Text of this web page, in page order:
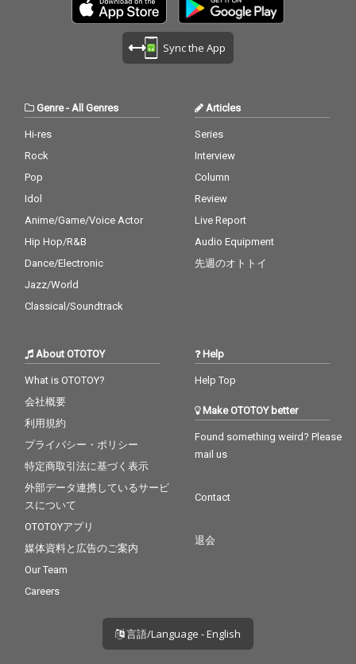
Sync the App
Genre-All Genres
Hi-res
Rock
Pop
Idol
Anime/Game/Voice Actor
Hip Hop/R&B
Dance/Electronic
Jazz/World
Classical/Soundtrack
Articles
Series
Interview
Column
Review
Live Report
Audio Equipment
先週のオトトイ
About OTOTOY
What is OTOTOY?
会社概要
利用規約
プライバシー・ポリシー
特定商取引法に基づく表示
外部データ連携しているサービ
スについて
OTOTOYアプリ
媒体資料と広告のご案内
Our Team
Careers
Help
Help Top
Make OTOTOY better
Found something weird? Please
mail us
Contact
退会
言語/Language - English